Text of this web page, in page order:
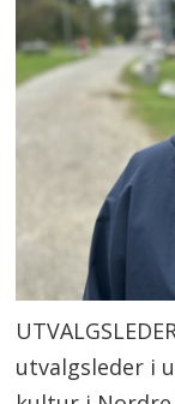
utvalgsleder i